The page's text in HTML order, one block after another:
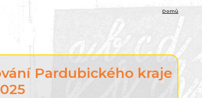
Domů
Pardubického kraje